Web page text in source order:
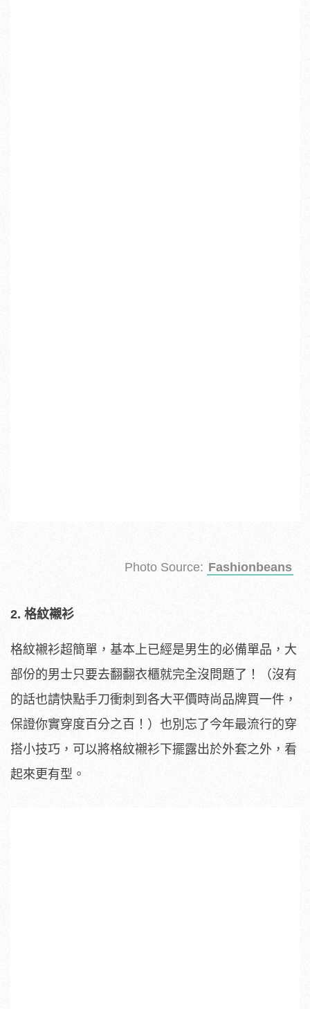
Photo Source: Fashionbeans
2. 格紋襯衫
格紋襯衫超簡單，基本上已經是男生的必備單品，大
部份的男士只要去翻翻衣櫃就完全沒問題了！（沒有
的話也請快點手刀衝刺到各大平價時尚品牌買一件，
保證你實穿度百分之百！）也別忘了今年最流行的穿
搭小技巧，可以將格紋襯衫下擺露出於外套之外，看
起來更有型。